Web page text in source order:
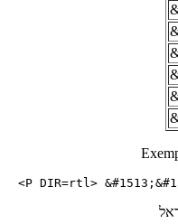
<P DIR=rtl>